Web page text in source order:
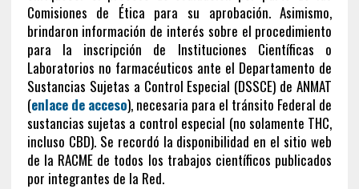
Comisiones de Ética para su aprobación. Asimismo,
brindaron información de interés sobre el procedimiento
para la inscripción de Instituciones Científicas o
Laboratorios no farmacéuticos ante el Departamento de
Sustancias Sujetas a Control Especial (DSSCE) de ANMAT
(enlace de acceso), necesaria para el tránsito Federal de
sustancias sujetas a control especial (no solamente THC,
incluso CBD). Se recordó la disponibilidad en el sitio web
de la RACME de todos los trabajos científicos publicados
por integrantes de la Red.